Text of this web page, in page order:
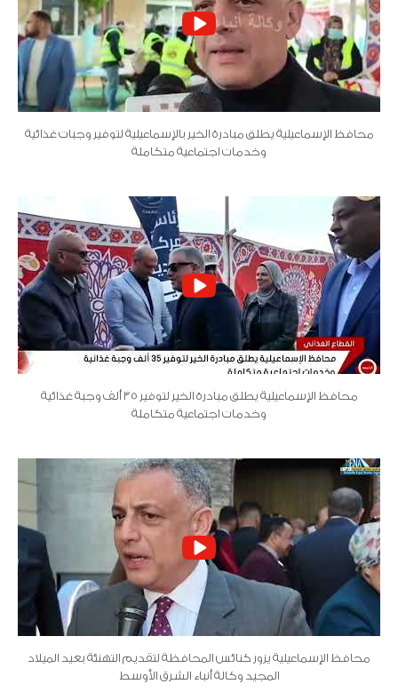
محافظ الإسماعيلية يطلق مبادرة الخير بالإسماعيلية لتوفير وجبات غذائية
وخدمات اجتماعية متكاملة
محافظ الإسماعيلية يطلق مبادرة الخير لتوفير 35 ألف وجبة غذائية
وخدمات اجتماعية متكاملة
محافظ الإسماعيلية يزور كنائس المحافظة لتقديم التهنئة بعيد الميلاد
المجيد وكالة أنباء الشرق الأوسط